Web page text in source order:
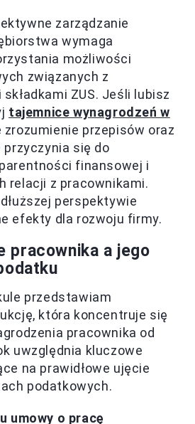
zarządzanie
wymaga
możliwości
związanych z
ZUS. Jeśli lubisz
tajemnice wynagrodzeń w
zrozumienie przepisów oraz
się do
finansowej i
relacji z pracownikami.
perspektywie
efekty dla rozwoju firmy.
pracownika a jego
przedstawiam
która koncentruje się
pracownika od
uwzględnia kluczowe
na prawidłowe ujęcie
podatkowych.
umowy o pracę